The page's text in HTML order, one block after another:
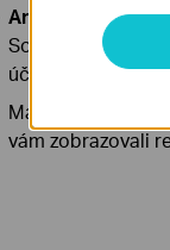
Analytické a
Soubory cookie
účelem zlepšení
Marketingové
vám zobrazovali